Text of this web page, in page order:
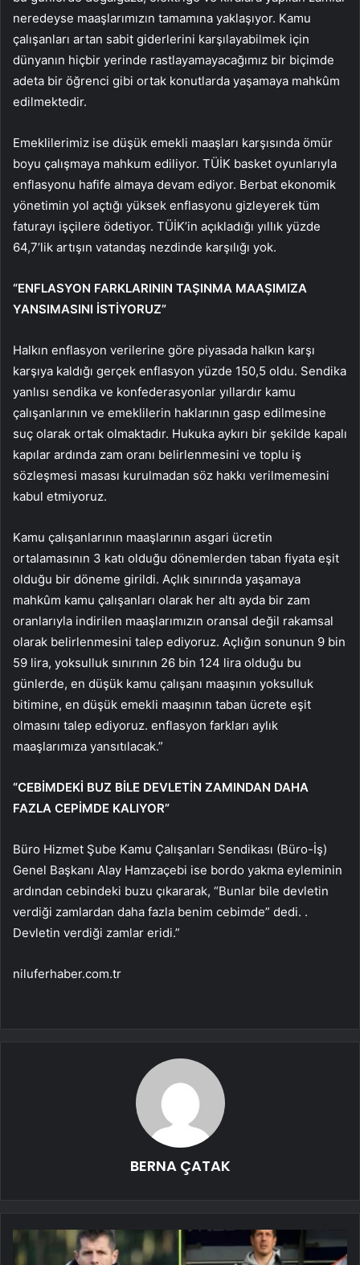
neredeyse maaşlarımızın tamamına yaklaşıyor. Kamu
çalışanları artan sabit giderlerini karşılayabilmek için
dünyanın hiçbir yerinde rastlayamayacağımız bir biçimde
adeta bir öğrenci gibi ortak konutlarda yaşamaya mahkûm
edilmektedir.
Emeklilerimiz ise düşük emekli maaşları karşısında ömür
boyu çalışmaya mahkum ediliyor. TÜİK basket oyunlarıyla
enflasyonu hafife almaya devam ediyor. Berbat ekonomik
yönetimin yol açtığı yüksek enflasyonu gizleyerek tüm
faturayı işçilere ödetiyor. TÜİK’in açıkladığı yıllık yüzde
64,7’lik artışın vatandaş nezdinde karşılığı yok.
“ENFLASYON FARKLARININ TAŞINMA MAAŞIMIZA
YANSIMASINI İSTİYORUZ”
Halkın enflasyon verilerine göre piyasada halkın karşı
karşıya kaldığı gerçek enflasyon yüzde 150,5 oldu. Sendika
yanlısı sendika ve konfederasyonlar yıllardır kamu
çalışanlarının ve emeklilerin haklarının gasp edilmesine
suç olarak ortak olmaktadır. Hukuka aykırı bir şekilde kapalı
kapılar ardında zam oranı belirlenmesini ve toplu iş
sözleşmesi masası kurulmadan söz hakkı verilmemesini
kabul etmiyoruz.
Kamu çalışanlarının maaşlarının asgari ücretin
ortalamasının 3 katı olduğu dönemlerden taban fiyata eşit
olduğu bir döneme girildi. Açlık sınırında yaşamaya
mahkûm kamu çalışanları olarak her altı ayda bir zam
oranlarıyla indirilen maaşlarımızın oransal değil rakamsal
olarak belirlenmesini talep ediyoruz. Açlığın sonunun 9 bin
59 lira, yoksulluk sınırının 26 bin 124 lira olduğu bu
günlerde, en düşük kamu çalışanı maaşının yoksulluk
bitimine, en düşük emekli maaşının taban ücrete eşit
olmasını talep ediyoruz. enflasyon farkları aylık
maaşlarımıza yansıtılacak.”
“CEBİMDEKİ BUZ BİLE DEVLETİN ZAMINDAN DAHA
FAZLA CEPİMDE KALIYOR”
Büro Hizmet Şube Kamu Çalışanları Sendikası (Büro-İş)
Genel Başkanı Alay Hamzaçebi ise bordo yakma eyleminin
ardından cebindeki buzu çıkararak, “Bunlar bile devletin
verdiği zamlardan daha fazla benim cebimde” dedi. .
Devletin verdiği zamlar eridi.”
niluferhaber.com.tr
BERNA ÇATAK